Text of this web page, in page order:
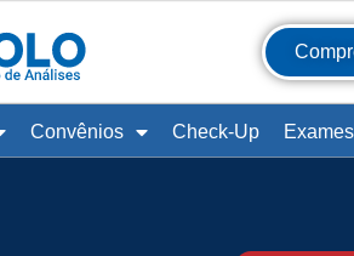
Convênios Check-Up Exames